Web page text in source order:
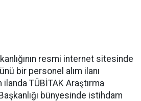
resmi internet sitesinde
bir personel alım ilanı
ilanda TÜBİTAK Araştırma
bünyesinde istihdam